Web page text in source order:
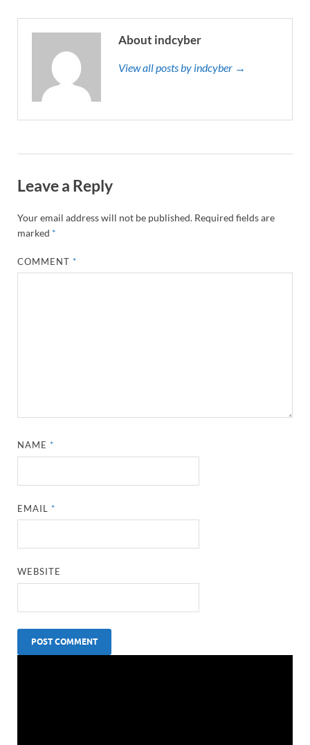
About indcyber
View all posts by indcyber →
Leave a Reply
Your email address will not be published. Required fields are
marked *
COMMENT*
NAME*
EMAIL*
WEBSITE